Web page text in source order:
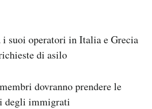
suoi operatori in Italia e Grecia
di asilo
dovranno prendere le
degli immigrati